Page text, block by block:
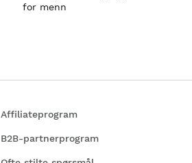
for menn
Affiliateprogram
B2B-partnerprogram